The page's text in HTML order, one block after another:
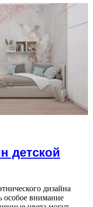
детской
дизайна
особое внимание